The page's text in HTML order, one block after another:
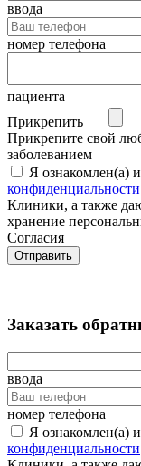
ввода
номер телефона
пациента
Прикрепить
Прикрепите свой
заболеванием
Я ознакомлен(а)
конфиденциальности
Клиники, а также
хранение
Согласия
Отправить
Заказать
ввода
номер телефона
Я ознакомлен(а)
конфиденциальности